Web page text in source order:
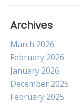
Archives
March 2026
February 2026
January 2026
December 2025
February 2025